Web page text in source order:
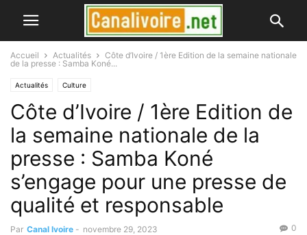
Accueil Actualités
Côte d’Ivoire / 1ère Edition de la semaine nationale
de la presse : Samba Koné...
Actualités Culture
Côte d’Ivoire / 1ère Edition de
la semaine nationale de la
presse : Samba Koné
s’engage pour une presse de
qualité et responsable
Par Canal Ivoire - novembre 29, 2023 0